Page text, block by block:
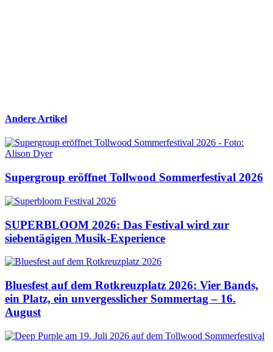
Andere Artikel
Supergroup eröffnet Tollwood Sommerfestival 2026
SUPERBLOOM 2026: Das Festival wird zur
siebentägigen Musik-Experience
Bluesfest auf dem Rotkreuzplatz 2026: Vier Bands,
ein Platz, ein unvergesslicher Sommertag – 16.
August